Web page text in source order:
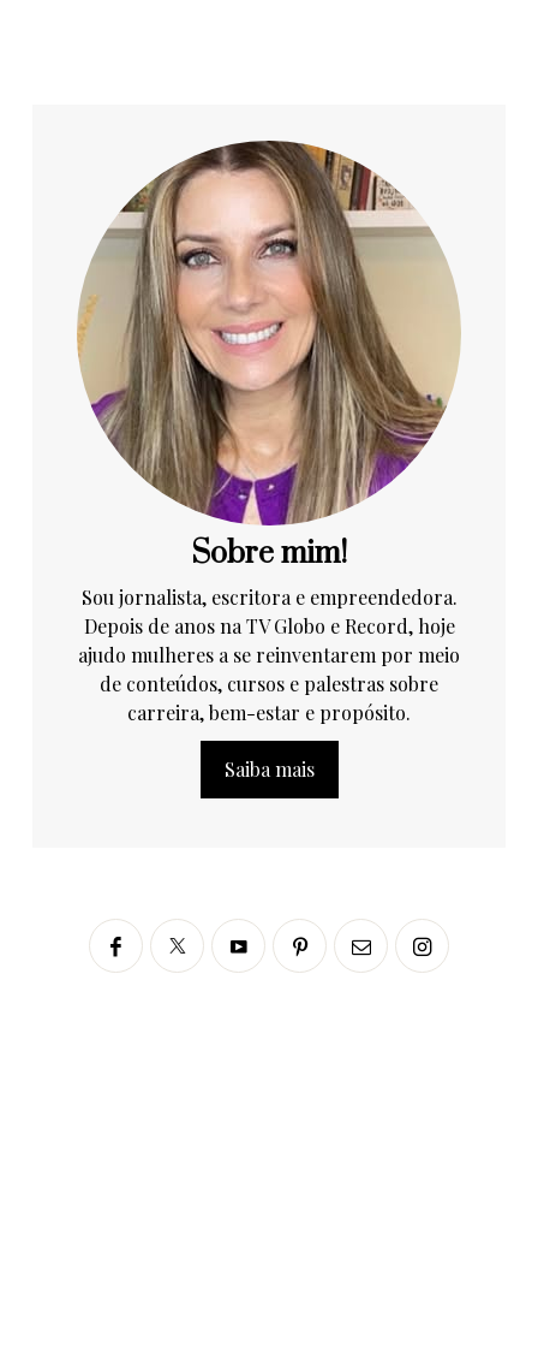
Sobre mim!
Sou jornalista, escritora e empreendedora.
Depois de anos na TV Globo e Record, hoje
ajudo mulheres a se reinventarem por meio
de conteúdos, cursos e palestras sobre
carreira, bem-estar e propósito.
Saiba mais